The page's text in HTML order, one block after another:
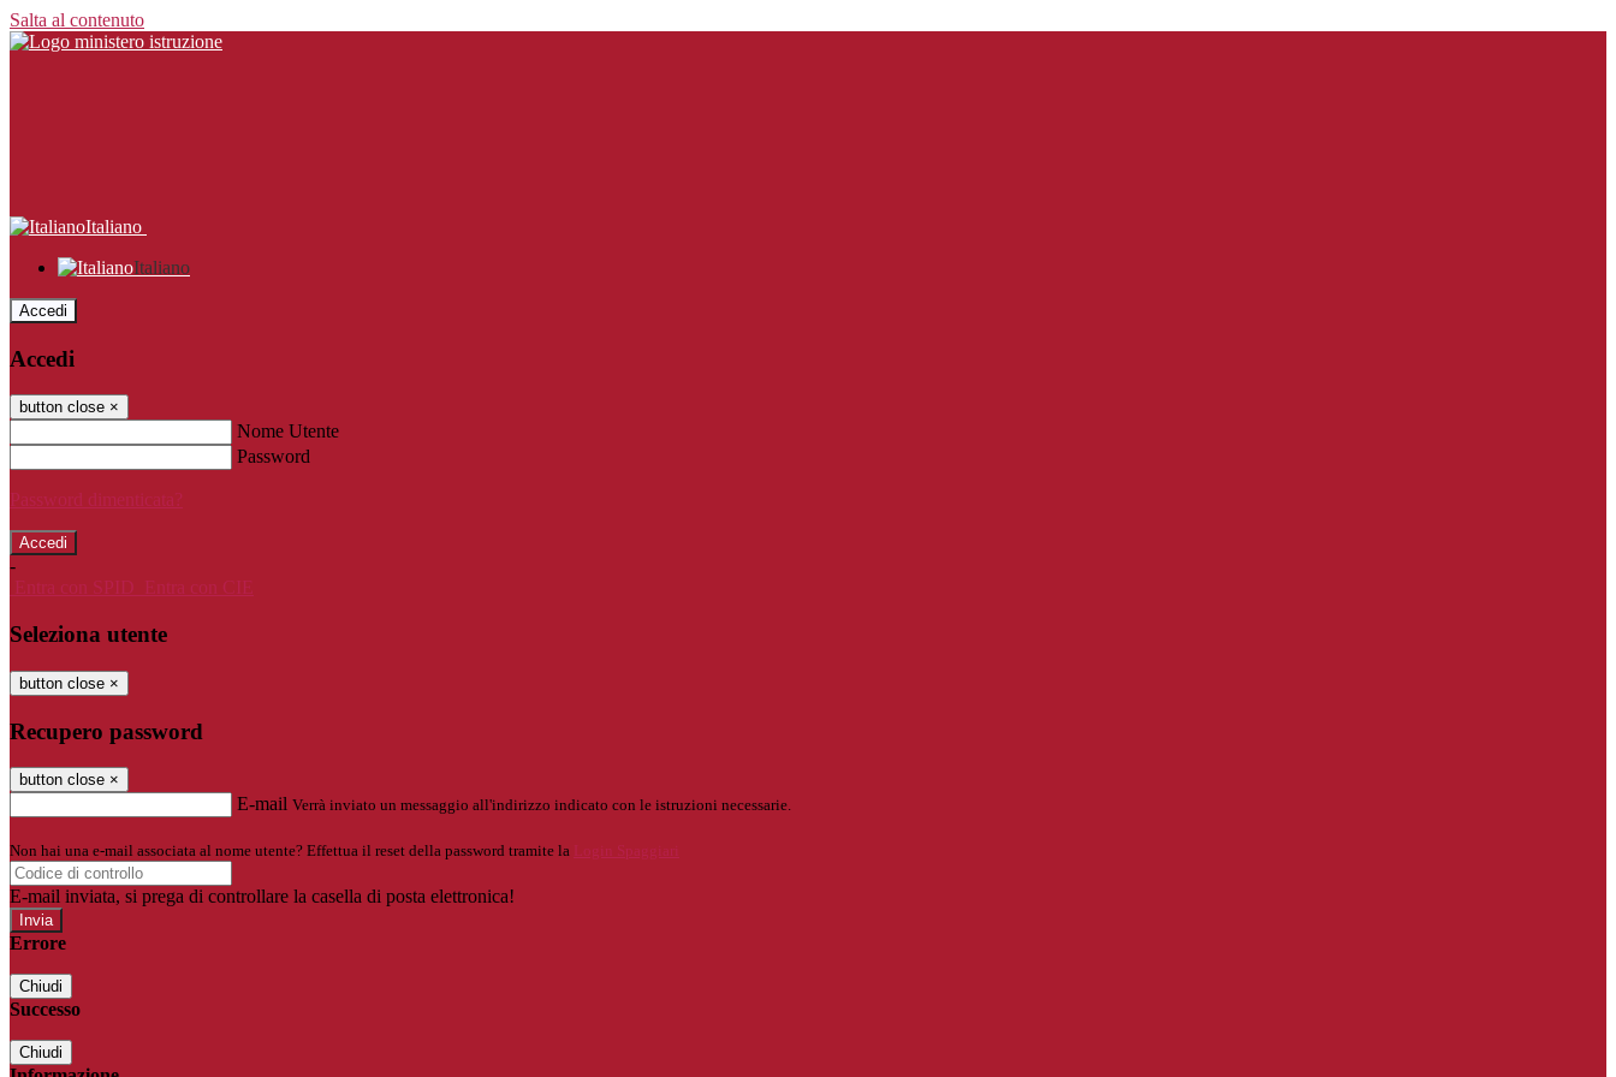
Salta al contenuto
Italiano
Italiano
Accedi
Accedi
button close ×
Nome Utente
Password
Password dimenticata?
-
Entra con SPID
Entra con CIE
Seleziona utente
button close ×
Recupero password
button close ×
E-mail Verrà inviato un messaggio all'indirizzo indicato con le istruzioni necessarie.
Non hai una e-mail associata al nome utente? Effettua il reset della password tramite la Login Spaggiari
E-mail inviata, si prega di controllare la casella di posta elettronica!
Errore
Chiudi
Successo
Chiudi